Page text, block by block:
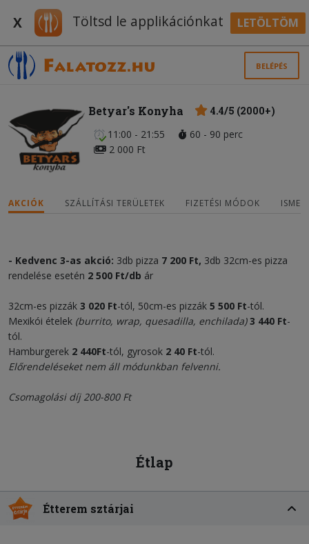
X Töltsd le applikációnkat LETÖLTÖM
BELÉPÉS
Betyar's Konyha
4.4/5 (2000+)
11:00 - 21:55
60 - 90 perc
2 000 Ft
AKCIÓK SZÁLLÍTÁSI TERÜLETEK FIZETÉSI MÓDOK
- Kedvenc 3-as akció: 3db pizza 7 200 Ft, 3db 32cm-es pizza
rendelése esetén 2 500 Ft/db ár
32cm-es pizzák 3 020 Ft-tól, 50cm-es pizzák 5 500 Ft-tól.
Mexikói ételek (burrito, wrap, quesadilla, enchilada) 3 440 Ft-
tól.
Hamburgerek 2 440Ft-tól, gyrosok 2 40 Ft-tól.
Előrendeléseket nem áll módunkban felvenni.
Csomagolási díj 200-800 Ft
Étlap
Étterem sztárjai